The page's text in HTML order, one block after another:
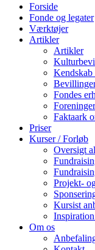
Forside
Fonde og legater
Værktøjer
Artikler
Artikler
Fondes
Faktaark
Priser
Kurser / Forløb
Oversigt
Projekt-
Kursist
Om os